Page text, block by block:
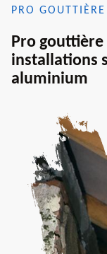
PRO
Pro gouttière
installations
aluminium